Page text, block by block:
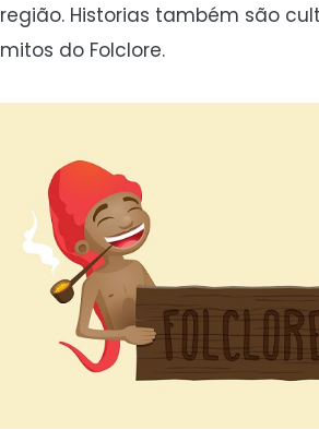
região. Historias também são
mitos do Folclore.